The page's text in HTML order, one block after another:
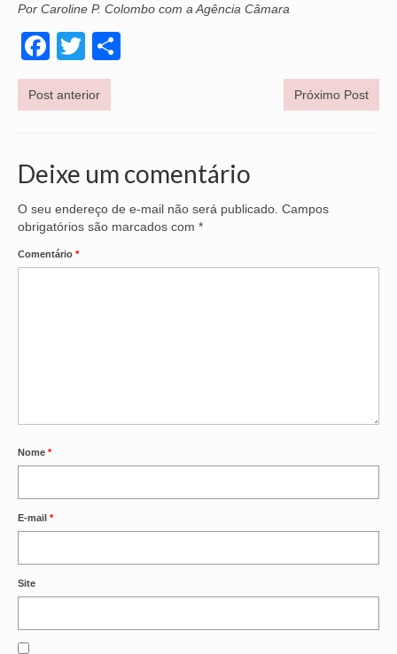
Por Caroline P. Colombo com a Agência Câmara
Facebook
Twitter
Post anterior Próximo Post
Deixe um comentário
O seu endereço de e-mail não será publicado. Campos
obrigatórios são marcados com *
Comentário *
Nome *
E-mail *
Site